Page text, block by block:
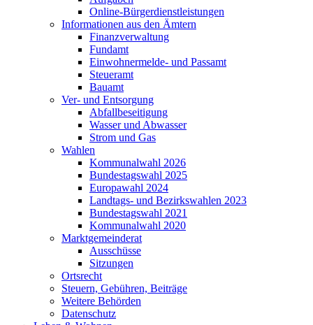
Online-Bürgerdienstleistungen
Informationen aus den Ämtern
Finanzverwaltung
Fundamt
Einwohnermelde- und Passamt
Steueramt
Bauamt
Ver- und Entsorgung
Abfallbeseitigung
Wasser und Abwasser
Strom und Gas
Wahlen
Kommunalwahl 2026
Bundestagswahl 2025
Europawahl 2024
Landtags- und Bezirkswahlen 2023
Bundestagswahl 2021
Kommunalwahl 2020
Marktgemeinderat
Ausschüsse
Sitzungen
Ortsrecht
Steuern, Gebühren, Beiträge
Weitere Behörden
Datenschutz